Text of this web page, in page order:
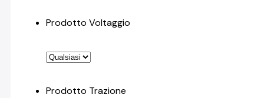
Prodotto Voltaggio
Prodotto Trazione